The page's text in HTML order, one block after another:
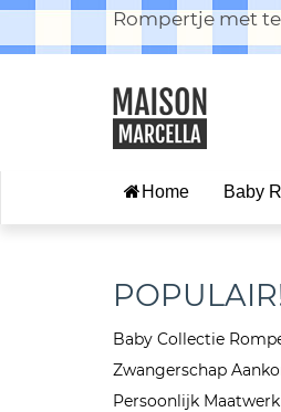
Rompertje met
Home Baby
Baby Collectie
Zwangerschap
Persoonlijk